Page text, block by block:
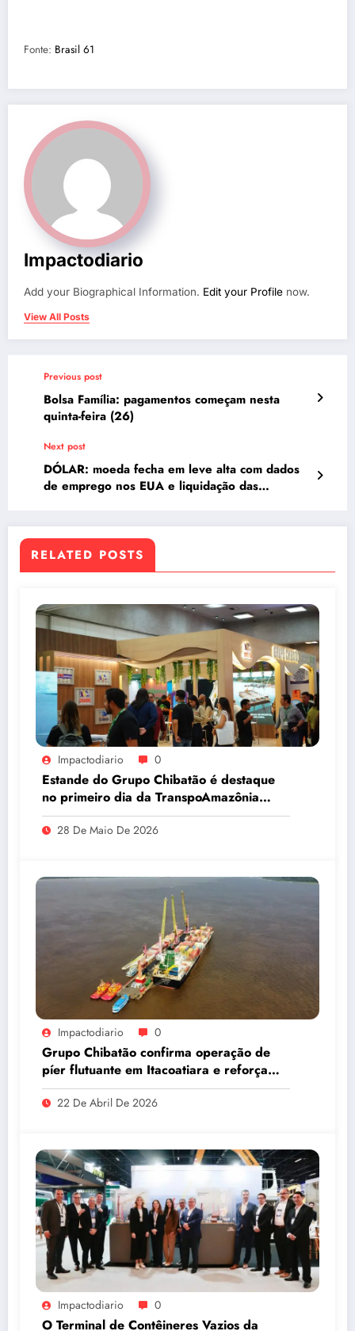
Fonte: Brasil 61
Impactodiario
Add your Biographical Information. Edit your Profile now.
View All Posts
Previous post
Bolsa Família: pagamentos começam nesta
quinta-feira (26)
Next post
DÓLAR: moeda fecha em leve alta com dados
de emprego nos EUA e liquidação das
RELATED POSTS
Impactodiario 0
Estande do Grupo Chibatão é destaque
no primeiro dia da TranspoAmazônia
2026
28 De Maio De 2026
Impactodiario 0
Grupo Chibatão confirma operação de
píer flutuante em Itacoatiara e reforça
compromisso com a solução logística para
o Amazonas
22 De Abril De 2026
Impactodiario 0
O Terminal de Contêineres Vazios da